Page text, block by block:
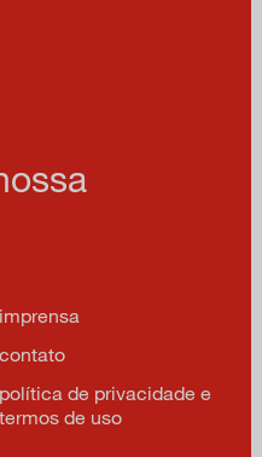
imprensa
contato
política de privacidade e
termos de uso